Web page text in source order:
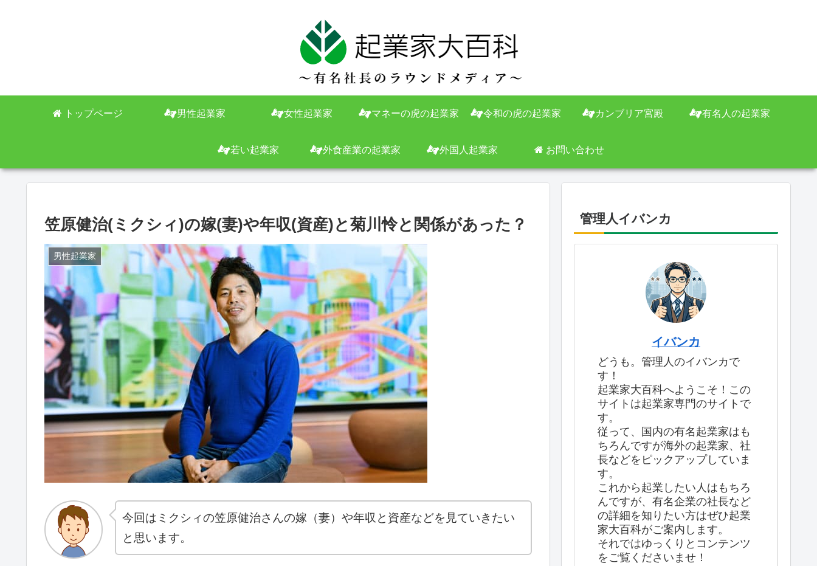
トップページ 男性起業家 女性起業家 マネーの虎の起業家 令和の虎の起業家 カンブリア宮殿 有名人の起業家
若い起業家 外食産業の起業家 外国人起業家 お問い合わせ
笠原健治(ミクシィ)の嫁(妻)や年収(資産)と菊川怜と関係があった？
男性起業家
今回はミクシィの笠原健治さんの嫁（妻）や年収と資産などを見ていきたい
と思います。
管理人イバンカ
イバンカ
どうも。管理人のイバンカで
す！
起業家大百科へようこそ！この
サイトは起業家専門のサイトで
す。
従って、国内の有名起業家はも
ちろんですが海外の起業家、社
長などをピックアップしていま
す。
これから起業したい人はもちろ
んですが、有名企業の社長など
の詳細を知りたい方はぜひ起業
家大百科がご案内します。
それではゆっくりとコンテンツ
をご覧くださいませ！